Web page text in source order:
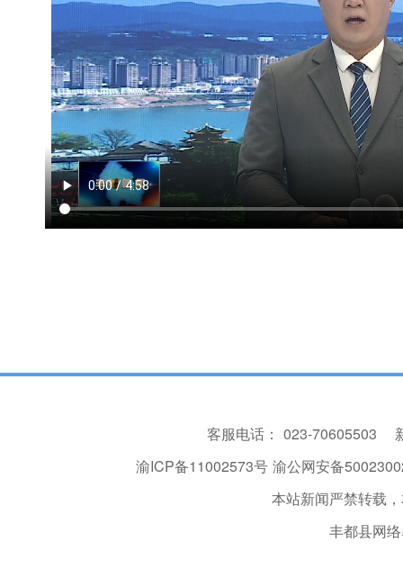
客服电话： 023-70605503
渝ICP备11002573号 渝公网安备
本站新闻严禁转载
丰都县网